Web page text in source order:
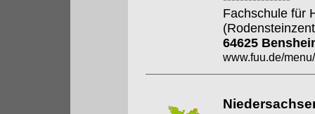
Fachschule für
64625
www.fuu.de/